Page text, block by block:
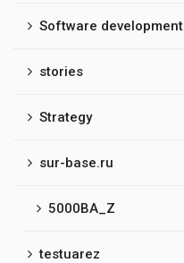
Software development
stories
Strategy
sur-base.ru
5000BA_Z
testuarez